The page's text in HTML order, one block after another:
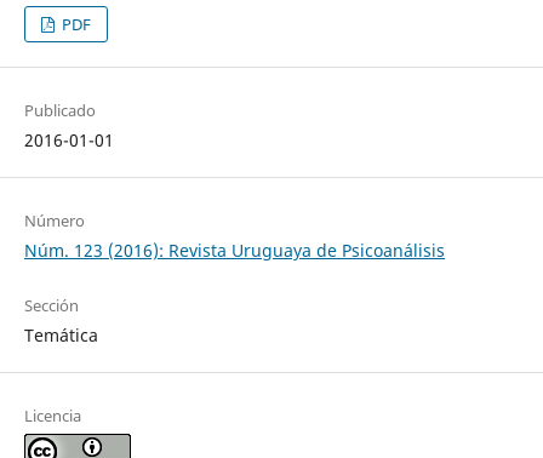
PDF
Publicado
2016-01-01
Número
Núm. 123 (2016): Revista Uruguaya de Psicoanálisis
Sección
Temática
Licencia